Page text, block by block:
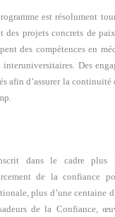
est résolument
des projets concrets de
des compétences en
Des
afin d’assurer la continuité
dans le cadre plus
de la confiance
plus d’une centaine
de la Confiance,